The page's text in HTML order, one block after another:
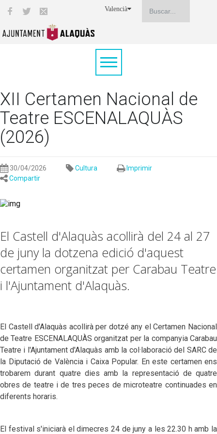
Valencià
XII Certamen Nacional de
Teatre ESCENALAQUÀS
(2026)
30/04/2026 Cultura
Imprimir
Compartir
El Castell d'Alaquàs acollirà del 24 al 27
de juny la dotzena edició d'aquest
certamen organitzat per Carabau Teatre
i l'Ajuntament d'Alaquàs.
El Castell d'Alaquàs acollirà per dotzé any el Certamen Nacional
de Teatre ESCENALAQUÀS organitzat per la companyia Carabau
Teatre i l'Ajuntament d'Alaquàs amb la col·laboració del SARC de
la Diputació de València i Caixa Popular. En este certamen ens
trobarem durant quatre dies amb la representació de quatre
obres de teatre i de tres peces de microteatre continuades en
diferents horaris.
El festival s'iniciarà el dimecres 24 de juny a les 22.30 h amb la